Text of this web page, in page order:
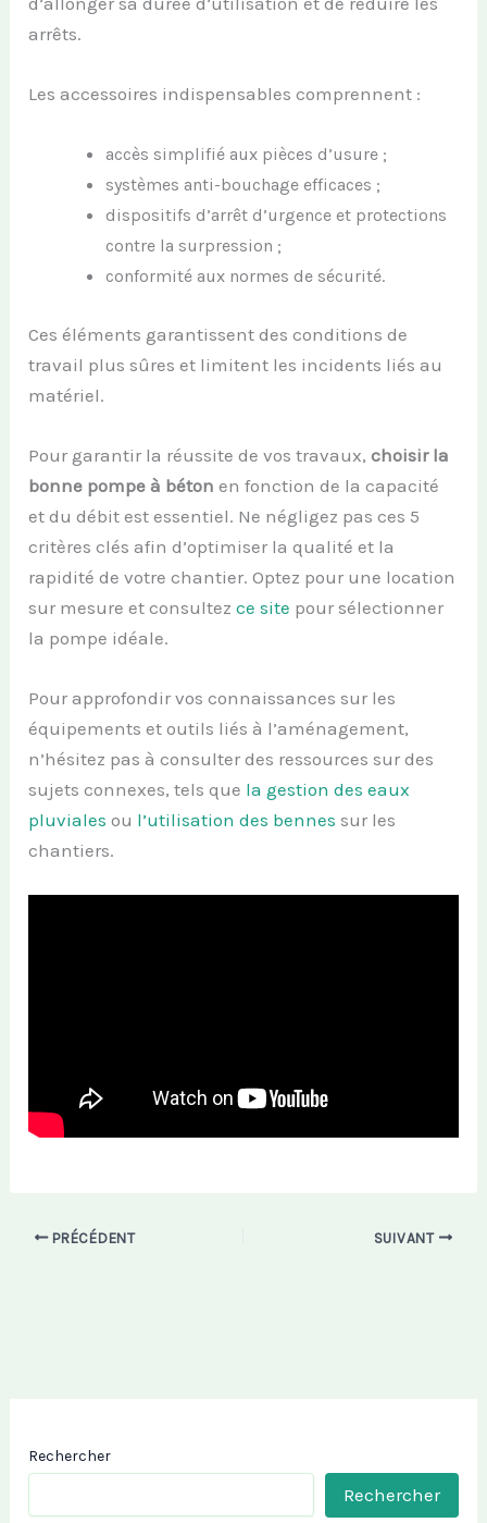
arrêts.
Les accessoires indispensables comprennent :
accès simplifié aux pièces d’usure ;
systèmes anti-bouchage efficaces ;
dispositifs d’arrêt d’urgence et protections
contre la surpression ;
conformité aux normes de sécurité.
Ces éléments garantissent des conditions de
travail plus sûres et limitent les incidents liés au
matériel.
Pour garantir la réussite de vos travaux,choisir la
bonne pompe à béton en fonction de la capacité
et du débit est essentiel. Ne négligez pas ces 5
critères clés afin d’optimiser la qualité et la
rapidité de votre chantier. Optez pour une location
sur mesure et consultezce site pour sélectionner
la pompe idéale.
Pour approfondir vos connaissances sur les
équipements et outils liés à l’aménagement,
n’hésitez pas à consulter des ressources sur des
sujets connexes, tels que la gestion des eaux
pluviales ou l’utilisation des bennes sur les
chantiers.
PRÉCÉDENT SUIVANT
Rechercher
Rechercher